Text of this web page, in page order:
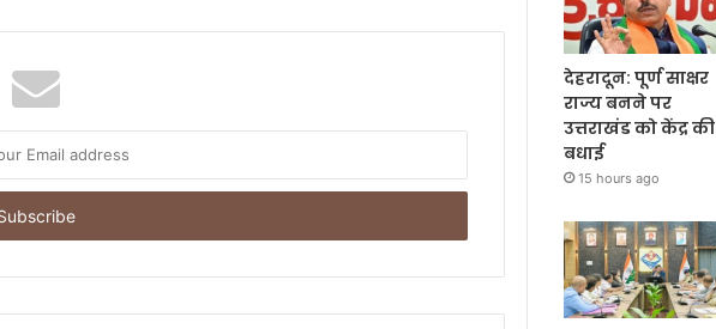
देहरादून: पूर्ण साक्षर
राज्य बनने पर
उत्तराखंड को केंद्र की
बधाई
15 hours ago